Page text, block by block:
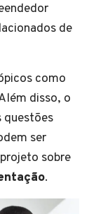
de
como
disso, o
questões
ser
sobre
.